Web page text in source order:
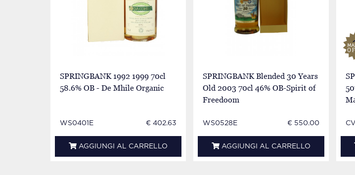
SPRINGBANK 1992 1999 70cl
58.6% OB - De Mhile Organic
WS0401E € 402.63
AGGIUNGI AL CARRELLO
SPRINGBANK Blended 30 Years
Old 2003 70cl 46% OB-Spirit of
Freedoom
WS0528E € 550.00
AGGIUNGI AL CARRELLO